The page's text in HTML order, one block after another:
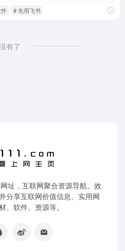
# 先用飞书
有了
址，互联网聚合资源导航。效
分享互联网价值信息、实用网
、软件、资源等。